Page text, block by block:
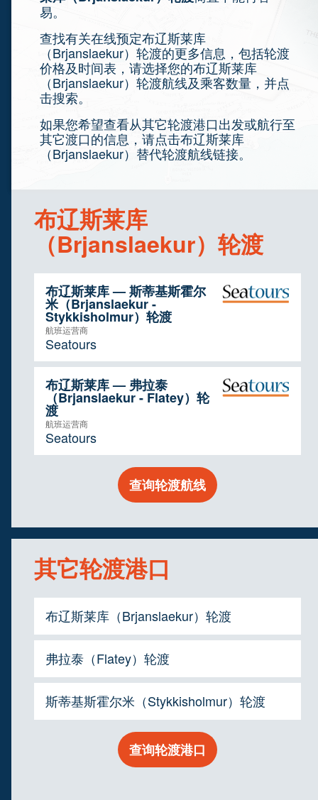
易。
查找有关在线预定布辽斯莱库
（Brjanslaekur）轮渡的更多信息，包括轮渡
价格及时间表，请选择您的布辽斯莱库
（Brjanslaekur）轮渡航线及乘客数量，并点
击搜索。
如果您希望查看从其它轮渡港口出发或航行至
其它渡口的信息，请点击布辽斯莱库
（Brjanslaekur）替代轮渡航线链接。
布辽斯莱库
（Brjanslaekur）轮渡
布辽斯莱库 — 斯蒂基斯霍尔
米（Brjanslaekur -
Stykkisholmur）轮渡
航班运营商
Seatours
布辽斯莱库 — 弗拉泰
（Brjanslaekur - Flatey）轮
渡
航班运营商
Seatours
查询轮渡航线
其它轮渡港口
布辽斯莱库（Brjanslaekur）轮渡
弗拉泰（Flatey）轮渡
斯蒂基斯霍尔米（Stykkisholmur）轮渡
查询轮渡港口